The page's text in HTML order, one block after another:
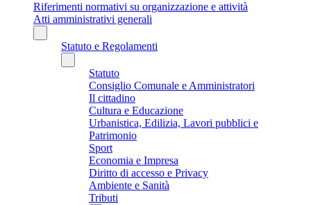
Riferimenti normativi su organizzazione e attività
Atti amministrativi generali
Statuto e Regolamenti
Statuto
Consiglio Comunale e Amministratori
Il cittadino
Cultura e Educazione
Urbanistica, Edilizia, Lavori pubblici e
Patrimonio
Sport
Economia e Impresa
Diritto di accesso e Privacy
Ambiente e Sanità
Tributi